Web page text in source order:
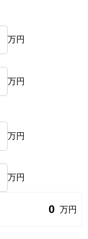
万円
万円
万円
万円
0 万円